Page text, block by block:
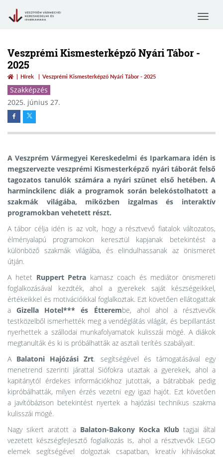
Toggle
Veszprémi Kismesterképző Nyári Tábor -
2025
Hírek Veszprémi Kismesterképző Nyári Tábor - 2025
Szakképzés
2025. június 27.
A Veszprém Vármegyei Kereskedelmi és Iparkamara idén is
megszervezte veszprémi Kismesterképző nyári táborát felső
tagozatos tanulók számára a nyári szünet első hetében. A
harminckilenc diák a programok során belekóstolhatott a
szakmák világába, miközben izgalmas és interaktív
programokban vehetett részt.
A tábor célja idén is az volt, hogy a résztvevő fiatalok változatos,
élményalapú programokon keresztül kapjanak betekintést a
különböző szakmák világába, és elindulhassanak az önismeret
útján.
A hetet Ruppert Petra kamasz coach és mediátor önismereti
foglalkozásával kezdték, ahol a gyerekek saját készségeikkel,
értékeikkel és motivációikkal foglalkoztak. Ezt követően ellátogattak
aGizella Hotel*** és Étterembe, ahol ahol a résztvevők
testközelből ismerhették meg a vendéglátás világát, és bepillantást
nyerhettek a szállodai munkafolyamatok kulisszái mögé. A diákok
megtanulták és ki is próbálhatták az asztali terítés szabályait.
A Balatoni Hajózási Zrt. segítségével és támogatásával egy
menetrend szerinti járattal Siófokra utaztak a gyerekek, ahol a
kapitánytól érdekes információkhoz jutottak, a bátrabbak pedig
kipróbálhatták, milyen érzés vezetni egy igazi hajót. Ezt követően
a javítóbázison betekintést nyertek a hajózási technikus szakma
kulisszái mögé.
Nagy sikert aratott a Balaton-Bakony Kocka Klub tagjai által
vezetett készségfejlesztő foglalkozás is, ahol a résztvevők LEGO
elemek segítségével dolgoztak csapatban, kreatív kihívásokat